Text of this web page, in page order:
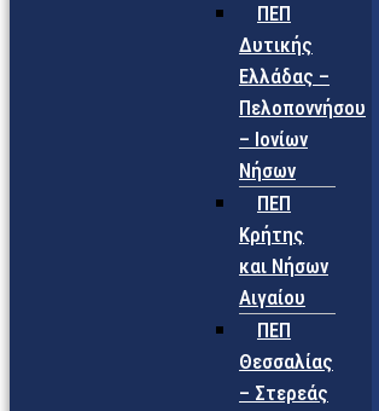
ΠΕΠ
Δυτικής
Ελλάδας –
Πελοποννήσου
– Ιονίων
Νήσων
ΠΕΠ
Κρήτης
και Νήσων
Αιγαίου
ΠΕΠ
Θεσσαλίας
– Στερεάς